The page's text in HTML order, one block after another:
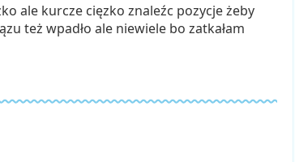
ale kurcze cięzko znaleźc pozycje żeby
też wpadło ale niewiele bo zatkałam